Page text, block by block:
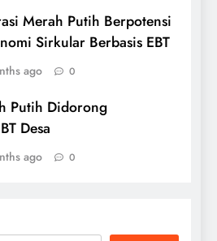
Merah Putih Berpotensi
Sirkular Berbasis EBT
ago 0
Putih Didorong
Desa
ago 0